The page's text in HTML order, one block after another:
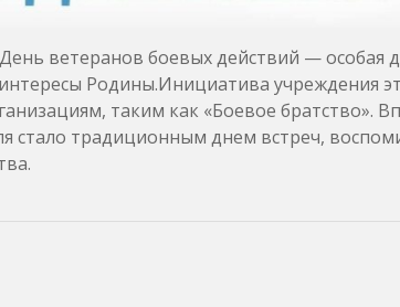
ветеранов боевых действий — особая
Родины.Инициатива учреждения
таким как «Боевое братство».
стало традиционным днем встреч,